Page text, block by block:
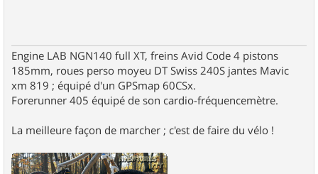
Engine LAB NGN140 full XT, freins Avid Code 4 pistons
185mm, roues perso moyeu DT Swiss 240S jantes Mavic
xm 819 ; équipé d'un GPSmap 60CSx.
Forerunner 405 équipé de son cardio-fréquencemètre.
La meilleure façon de marcher ; c'est de faire du vélo !